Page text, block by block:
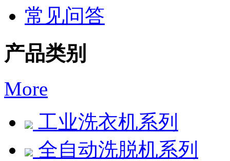
常见问答
产品类别
More
工业洗衣机系列
全自动洗脱机系列